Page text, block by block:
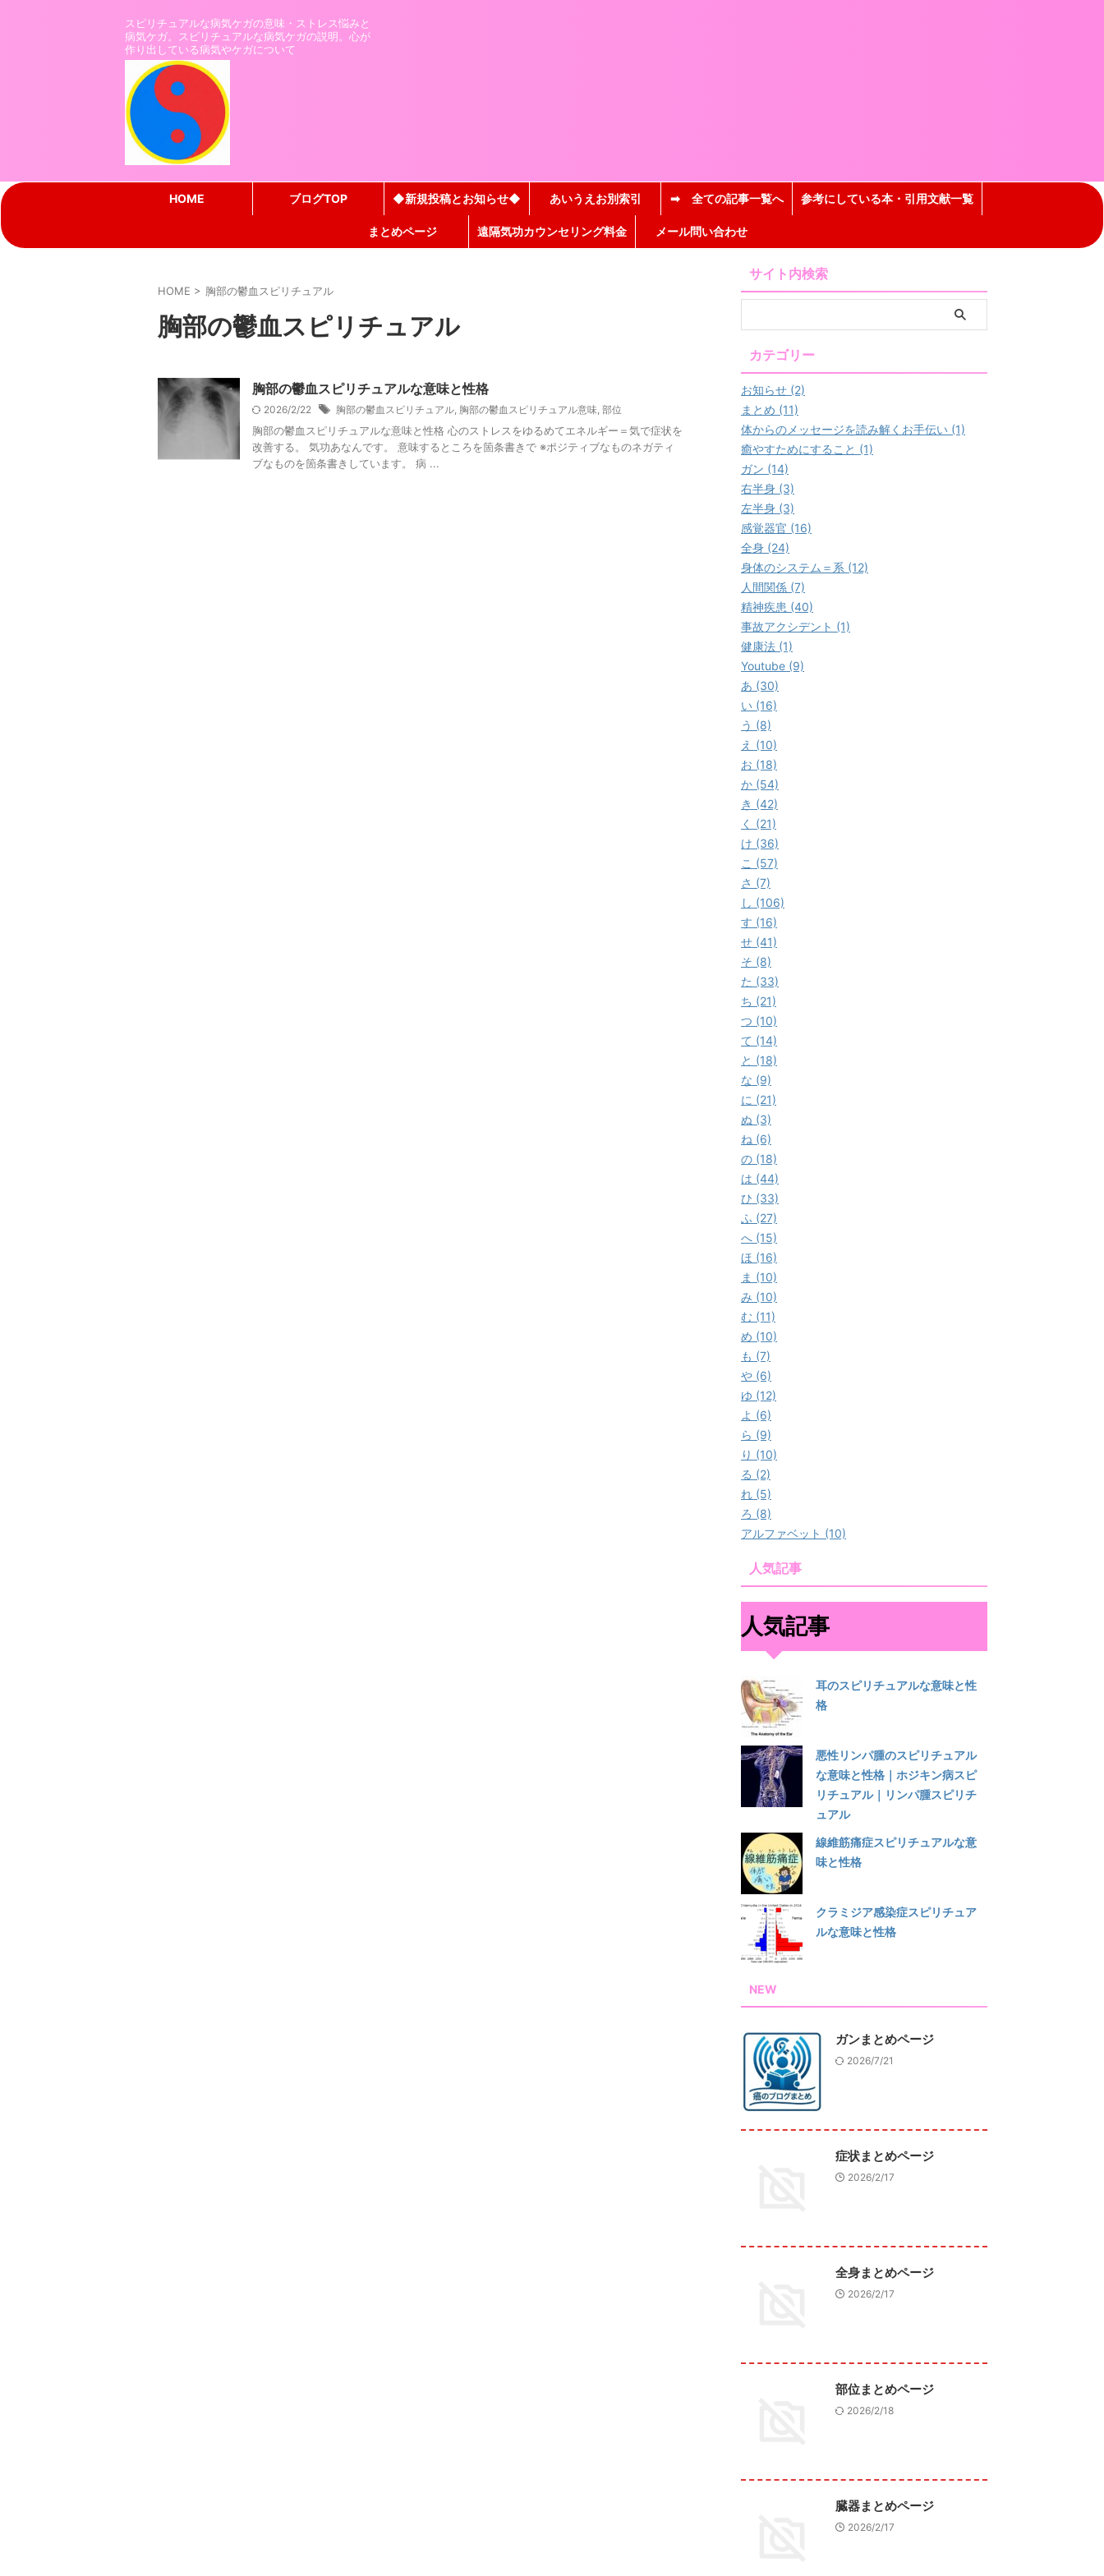
スピリチュアルな病気ケガの意味・ストレス悩みと
病気ケガ。スピリチュアルな病気ケガの説明。心が
作り出している病気やケガについて
HOME ブログTOP ◆新規投稿とお知らせ◆ あいうえお別索引 ➡ 全ての記事一覧へ 参考にしている本・引用文献一覧
まとめページ 遠隔気功カウンセリング料金 メール問い合わせ
HOME > 胸部の鬱血スピリチュアル
胸部の鬱血スピリチュアル
胸部の鬱血スピリチュアルな意味と性格
2026/2/22 胸部の鬱血スピリチュアル, 胸部の鬱血スピリチュアル意味, 部位
胸部の鬱血スピリチュアルな意味と性格 心のストレスをゆるめてエネルギー＝気で症状を
改善する。 気功あなんです。 意味するところを箇条書きで ※ポジティブなものネガティ
ブなものを箇条書きしています。 病 ...
サイト内検索
カテゴリー
お知らせ (2)
まとめ (11)
体からのメッセージを読み解くお手伝い (1)
癒やすためにすること (1)
ガン (14)
右半身 (3)
左半身 (3)
感覚器官 (16)
全身 (24)
身体のシステム＝系 (12)
人間関係 (7)
精神疾患 (40)
事故アクシデント (1)
健康法 (1)
Youtube (9)
あ (30)
い (16)
う (8)
え (10)
お (18)
か (54)
き (42)
く (21)
け (36)
こ (57)
さ (7)
し (106)
す (16)
せ (41)
そ (8)
た (33)
ち (21)
つ (10)
て (14)
と (18)
な (9)
に (21)
ぬ (3)
ね (6)
の (18)
は (44)
ひ (33)
ふ (27)
へ (15)
ほ (16)
ま (10)
み (10)
む (11)
め (10)
も (7)
や (6)
ゆ (12)
よ (6)
ら (9)
り (10)
る (2)
れ (5)
ろ (8)
アルファベット (10)
人気記事
人気記事
耳のスピリチュアルな意味と性
格
悪性リンパ腫のスピリチュアル
な意味と性格｜ホジキン病スピ
リチュアル｜リンパ腫スピリチ
ュアル
線維筋痛症スピリチュアルな意
味と性格
クラミジア感染症スピリチュア
ルな意味と性格
NEW
ガンまとめページ
2026/7/21
症状まとめページ
2026/2/17
全身まとめページ
2026/2/17
部位まとめページ
2026/2/18
臓器まとめページ
2026/2/17